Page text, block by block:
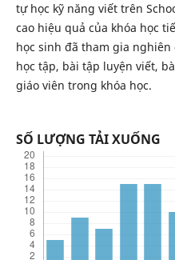
tự học kỹ năng viết trên
cao hiệu quả của khóa học
học sinh đã tham gia
học tập, bài tập luyện viết,
giáo viên trong khóa học.
SỐ LƯỢNG TẢI XUỐNG